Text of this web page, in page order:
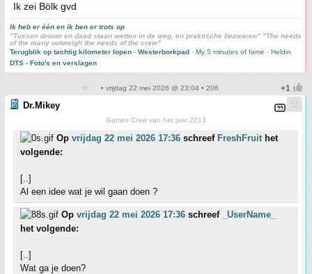
Ik zei Bölk gvd
Ik heb er één en ik ben er trots op
"Tussen droom en daad staan wetten in de weg, en praktische bezwaren" "The needs
of the many outweigh the needs of the crew"
Terugblik op tachtig kilometer lopen - Westerborkpad - My 5 minutes of fame - Heldin
DTS - Foto's en verslagen
• vrijdag 22 mei 2026 @ 23:04 • 206
Dr.Mikey
Games Crew van het jaar 2013
Op vrijdag 22 mei 2026 17:36 schreef FreshFruithet
volgende:
[..]
Al een idee wat je wil gaan doen ?
Op vrijdag 22 mei 2026 17:36 schreef
_UserName_
het volgende:
[..]
Wat ga je doen?